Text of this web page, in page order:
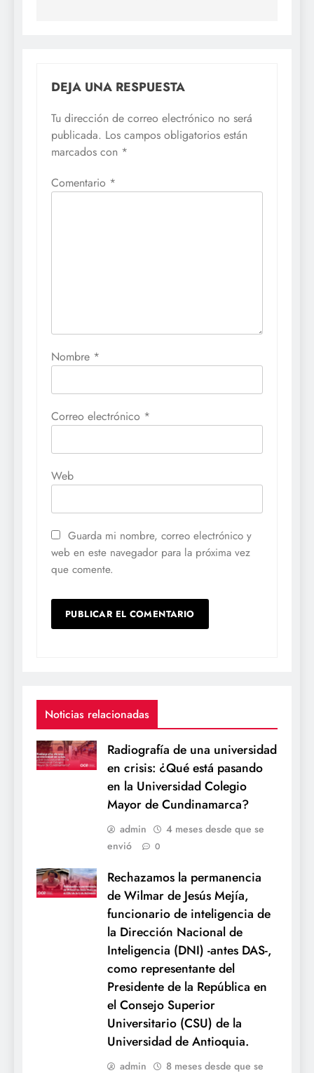
DEJA UNA RESPUESTA
Tu dirección de correo electrónico no será
publicada. Los campos obligatorios están
marcados con *
Comentario *
Nombre *
Correo electrónico *
Web
Guarda mi nombre, correo electrónico y
web en este navegador para la próxima vez
que comente.
Noticias relacionadas
Radiografía de una universidad
en crisis: ¿Qué está pasando
en la Universidad Colegio
Mayor de Cundinamarca?
admin
4 meses desde que se
envió
0
Rechazamos la permanencia
de Wilmar de Jesús Mejía,
funcionario de inteligencia de
la Dirección Nacional de
Inteligencia (DNI) -antes DAS-,
como representante del
Presidente de la República en
el Consejo Superior
Universitario (CSU) de la
Universidad de Antioquia.
admin 8 meses desde que se